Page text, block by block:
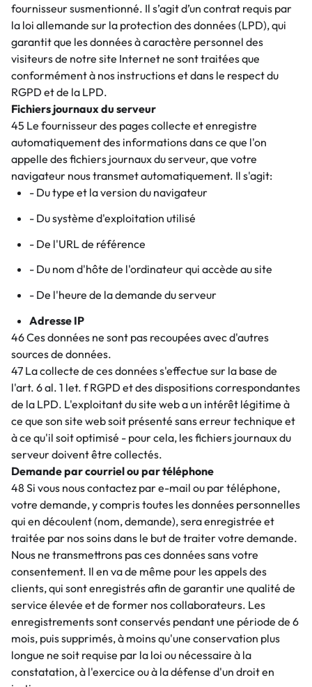
fournisseur susmentionné. Il s’agit d’un contrat requis par
la loi allemande sur la protection des données (LPD), qui
garantit que les données à caractère personnel des
visiteurs de notre site Internet ne sont traitées que
conformément à nos instructions et dans le respect du
RGPD et de la LPD.
Fichiers journaux du serveur
45 Le fournisseur des pages collecte et enregistre
automatiquement des informations dans ce que l'on
appelle des fichiers journaux du serveur, que votre
navigateur nous transmet automatiquement. Il s'agit:
- Du type et la version du navigateur
- Du système d'exploitation utilisé
- De l'URL de référence
- Du nom d'hôte de l'ordinateur qui accède au site
- De l'heure de la demande du serveur
Adresse IP
46 Ces données ne sont pas recoupées avec d'autres
sources de données.
47 La collecte de ces données s'effectue sur la base de
l'art. 6 al. 1 let. f RGPD et des dispositions correspondantes
de la LPD. L'exploitant du site web a un intérêt légitime à
ce que son site web soit présenté sans erreur technique et
à ce qu'il soit optimisé - pour cela, les fichiers journaux du
serveur doivent être collectés.
Demande par courriel ou par téléphone
48 Si vous nous contactez par e-mail ou par téléphone,
votre demande, y compris toutes les données personnelles
qui en découlent (nom, demande), sera enregistrée et
traitée par nos soins dans le but de traiter votre demande.
Nous ne transmettrons pas ces données sans votre
consentement. Il en va de même pour les appels des
clients, qui sont enregistrés afin de garantir une qualité de
service élevée et de former nos collaborateurs. Les
enregistrements sont conservés pendant une période de 6
mois, puis supprimés, à moins qu'une conservation plus
longue ne soit requise par la loi ou nécessaire à la
constatation, à l'exercice ou à la défense d'un droit en